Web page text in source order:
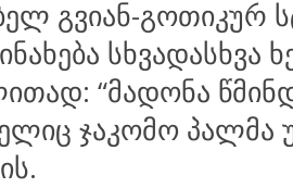
გვიან-გოთიკურ
სხვადასხვა
“მადონა
ჯაკომო პალმა